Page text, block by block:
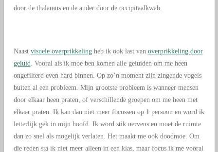
door de thalamus en de ander door de occipitaalkwab.
Naast visuele overprikkelingheb ik ook last van overprikkeling door
geluid . Vooral als ik moe ben komen alle geluiden om me heen
ongefilterd even hard binnen. Op zo’n moment zijn zingende vogels
buiten al een probleem. Mijn grootste probleem is wanneer mensen
door elkaar heen praten, of verschillende groepen om me heen met
elkaar praten. Ik kan dan niet meer focussen op 1 persoon en word ik
letterlijk gek in mijn hoofd. Ik word stik nerveus en moet de ruimte
dan zo snel als mogelijk verlaten. Het maakt me ook doodmoe. Om
die reden sta ik niet meer alleen in een klas, maar focus ik me vooral